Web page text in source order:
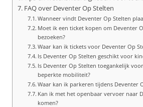
FAQ over Deventer Op Stelten
Wanneer vindt Deventer Op Stelten
Moet ik een ticket kopen om Deventer
bezoeken?
Waar kan ik tickets voor Deventer Op
Is Deventer Op Stelten geschikt voor
Is Deventer Op Stelten toegankelijk
beperkte mobiliteit?
Waar kan ik parkeren tijdens Deventer
Kan ik met het openbaar vervoer naar
komen?